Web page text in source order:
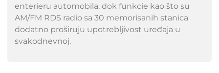
enterieru automobila, dok funkcie kao što su
AM/FM RDS radio sa 30 memorisanih stanica
dodatno proširuju upotrebljivost uređaja u
svakodnevnoj.